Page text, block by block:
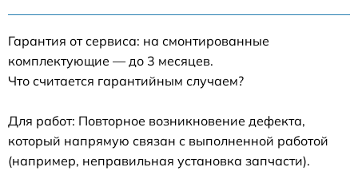
Гарантия от сервиса: на смонтированные
комплектующие — до 3 месяцев.
Что считается гарантийным случаем?
Для работ: Повторное возникновение дефекта,
который напрямую связан с выполненной работой
(например, неправильная установка запчасти).